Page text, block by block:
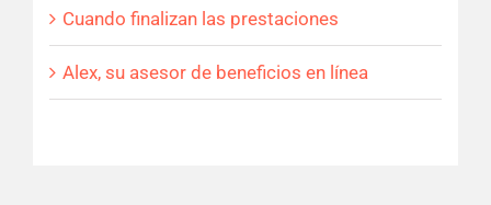
Cuando finalizan las prestaciones
Alex, su asesor de beneficios en línea